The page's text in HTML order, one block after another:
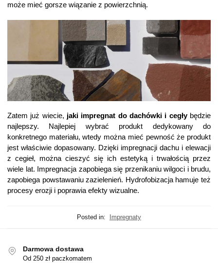
może mieć gorsze wiązanie z powierzchnią.
Zatem już wiecie, jaki impregnat do dachówki i cegłybędzie
najlepszy. Najlepiej wybrać produkt dedykowany do
konkretnego materiału, wtedy można mieć pewność że produkt
jest właściwie dopasowany. Dzięki impregnacji dachu i elewacji
z cegieł, można cieszyć się ich estetyką i trwałością przez
wiele lat. Impregnacja zapobiega się przenikaniu wilgoci i brudu,
zapobiega powstawaniu zazielenień. Hydrofobizacja hamuje też
procesy erozji i poprawia efekty wizualne.
Posted in: Impregnaty
Darmowa dostawa
Od 250 zł paczkomatem